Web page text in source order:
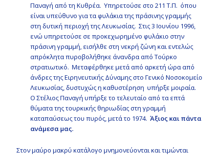
Παναγή από τη Κυθρέα. Υπηρετούσε στο 211 Τ.Π. όπου
είναι υπεύθυνο για τα φυλάκια της πράσινης γραμμής
στη δυτική περιοχή της Λευκωσίας. Στις 3 Ιουνίου 1996,
ενώ υπηρετούσε σε προκεχωρημένο φυλάκιο στην
πράσινη γραμμή, εισήλθε στη νεκρή ζώνη και εντελώς
απρόκλητα πυροβολήθηκε άνανδρα από Τούρκο
στρατιωτικό. Μεταφέρθηκε μετά από αρκετή ώρα από
άνδρες της Ειρηνευτικής Δύναμης στο Γενικό Νοσοκομείο
Λευκωσίας, δυστυχώς η καθυστέρηση υπήρξε μοιραία.
Ο Στέλιος Παναγή υπήρξε το τελευταίο από τα επτά
θύματα της τουρκικής θηριωδίας στη γραμμή
καταπαύσεως του πυρός, μετά το 1974. Άξιος και πάντα
ανάμεσα μας.
Στον μαύρο μακρύ κατάλογο μνημονεύονται και τιμώνται